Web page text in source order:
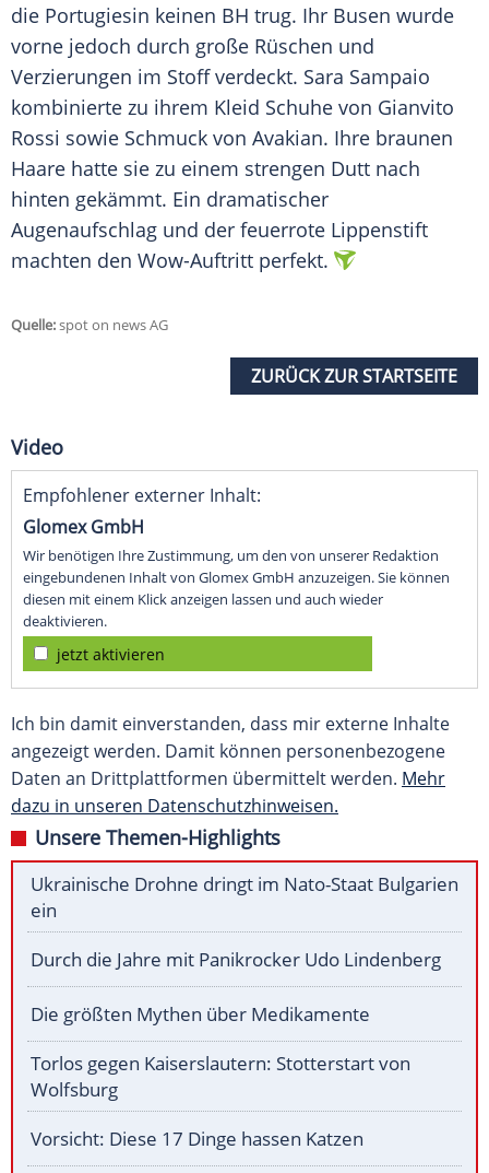
die Portugiesin keinen BH trug. Ihr Busen wurde
vorne jedoch durch große Rüschen und
Verzierungen im Stoff verdeckt. Sara Sampaio
kombinierte zu ihrem Kleid Schuhe von Gianvito
Rossi sowie Schmuck von Avakian. Ihre braunen
Haare hatte sie zu einem strengen Dutt nach
hinten gekämmt. Ein dramatischer
Augenaufschlag und der feuerrote Lippenstift
machten den Wow-Auftritt perfekt.
Quelle:spot on news AG
ZURÜCK ZUR STARTSEITE
Video
Empfohlener externer Inhalt:
Glomex GmbH
Wir benötigen Ihre Zustimmung, um den von unserer Redaktion
eingebundenen Inhalt von Glomex GmbH anzuzeigen. Sie können
diesen mit einem Klick anzeigen lassen und auch wieder
deaktivieren.
jetzt aktivieren
Ich bin damit einverstanden, dass mir externe Inhalte
angezeigt werden. Damit können personenbezogene
Daten an Drittplattformen übermittelt werden. Mehr
dazu in unseren Datenschutzhinweisen.
Unsere Themen-Highlights
Ukrainische Drohne dringt im Nato-Staat Bulgarien
ein
Durch die Jahre mit Panikrocker Udo Lindenberg
Die größten Mythen über Medikamente
Torlos gegen Kaiserslautern: Stotterstart von
Wolfsburg
Vorsicht: Diese 17 Dinge hassen Katzen